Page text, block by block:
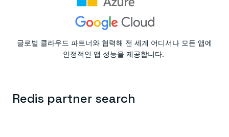
글로벌 클라우드 파트너와 협력해 전 세계 어디서나 모든 앱에
안정적인 앱 성능을 제공합니다.
Redis partner search